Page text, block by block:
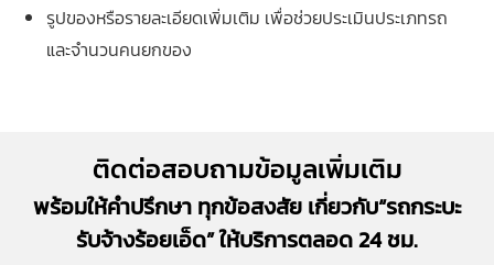
รูปของหรือรายละเอียดเพิ่มเติม เพื่อช่วยประเมินประเภทรถ
และจำนวนคนยกของ
ติดต่อสอบถามข้อมูลเพิ่มเติม
พร้อมให้คำปรึกษา ทุกข้อสงสัย เกี่ยวกับ“รถกระบะ
รับจ้างร้อยเอ็ด” ให้บริการตลอด 24 ชม.